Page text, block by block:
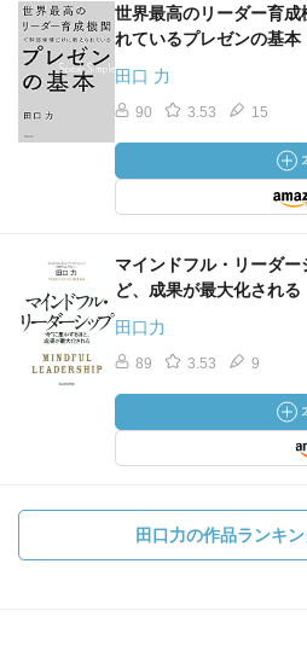
世界最高のリーダー育
れているプレゼンの基本
田口 力
90 3.53 15
マインドフル・リーダ
ど、成果が最大化される
田口力
89 3.53 9
田口力の作品ランキ